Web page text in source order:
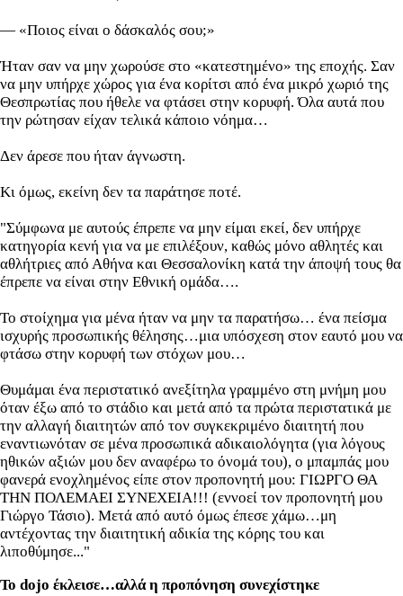
— «Ποιος είναι ο δάσκαλός σου;»
Ήταν σαν να μην χωρούσε στο «κατεστημένο» της εποχής. Σαν
να μην υπήρχε χώρος για ένα κορίτσι από ένα μικρό χωριό της
Θεσπρωτίας που ήθελε να φτάσει στην κορυφή. Όλα αυτά που
την ρώτησαν είχαν τελικά κάποιο νόημα…
Δεν άρεσε που ήταν άγνωστη.
Κι όμως, εκείνη δεν τα παράτησε ποτέ.
"Σύμφωνα με αυτούς έπρεπε να μην είμαι εκεί, δεν υπήρχε
κατηγορία κενή για να με επιλέξουν, καθώς μόνο αθλητές και
αθλήτριες από Αθήνα και Θεσσαλονίκη κατά την άποψή τους θα
έπρεπε να είναι στην Εθνική ομάδα….
Το στοίχημα για μένα ήταν να μην τα παρατήσω… ένα πείσμα
ισχυρής προσωπικής θέλησης…μια υπόσχεση στον εαυτό μου να
φτάσω στην κορυφή των στόχων μου…
Θυμάμαι ένα περιστατικό ανεξίτηλα γραμμένο στη μνήμη μου
όταν έξω από το στάδιο και μετά από τα πρώτα περιστατικά με
την αλλαγή διαιτητών από τον συγκεκριμένο διαιτητή που
εναντιωνόταν σε μένα προσωπικά αδικαιολόγητα (για λόγους
ηθικών αξιών μου δεν αναφέρω το όνομά του), ο μπαμπάς μου
φανερά ενοχλημένος είπε στον προπονητή μου: ΓΙΩΡΓΟ ΘΑ
ΤΗΝ ΠΟΛΕΜΑΕΙ ΣΥΝΕΧΕΙΑ!!! (εννοεί τον προπονητή μου
Γιώργο Τάσιο). Μετά από αυτό όμως έπεσε χάμω…μη
αντέχοντας την διαιτητική αδικία της κόρης του και
λιποθύμησε..."
Το dojo έκλεισε…αλλά η προπόνηση συνεχίστηκε